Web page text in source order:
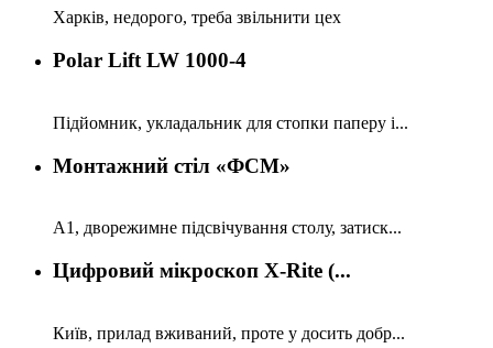
Харків, недорого, треба звільнити цех
Polar Lift LW 1000-4
Підйомник, укладальник для стопки паперу і...
Монтажний стіл «ФСМ»
А1, дворежимне підсвічування столу, затиск...
Цифровий мікроскоп X-Rite (...
Київ, прилад вживаний, проте у досить добр...